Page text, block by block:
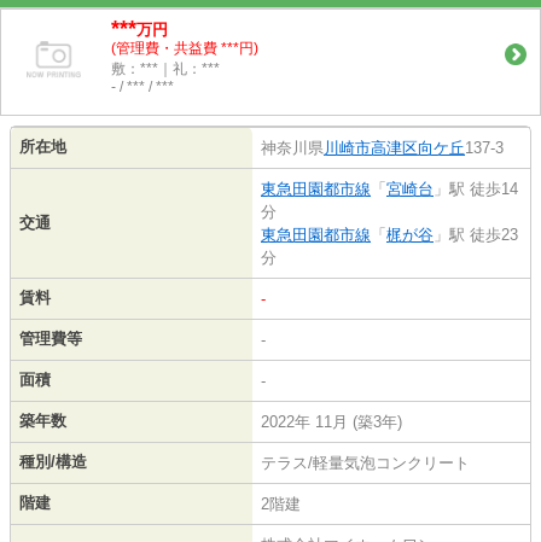
***万円
(管理費・共益費 ***円)
敷：***｜礼：***
- / *** / ***
所在地 神奈川県川崎市高津区向ケ丘137-3
交通
東急田園都市線 「 宮崎台 」駅 徒歩14
分
東急田園都市線 「 梶が谷 」駅 徒歩23
分
賃料 -
管理費等 -
面積 -
築年数 2022年 11月 (築3年)
種別/構造 テラス/軽量気泡コンクリート
階建 2階建